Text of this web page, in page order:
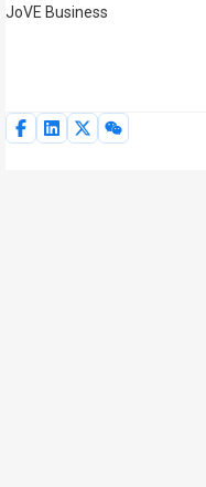
JoVE Business